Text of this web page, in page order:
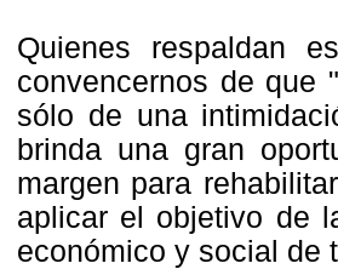
Quienes respaldan
convencernos de que
sólo de una
brinda una gran
margen para
aplicar el objetivo de
económico y social de